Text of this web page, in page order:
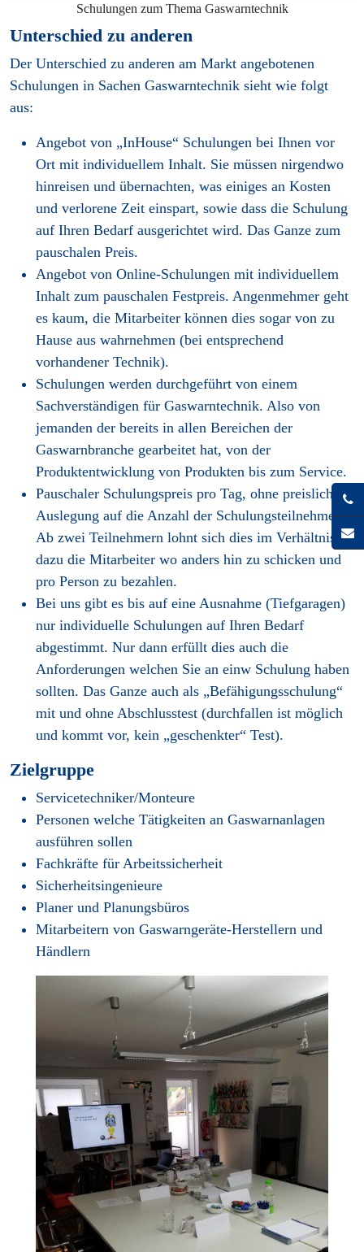
Schulungen zum Thema Gaswarntechnik
Unterschied zu anderen
Der Unterschied zu anderen am Markt angebotenen
Schulungen in Sachen Gaswarntechnik sieht wie folgt
aus:
Angebot von „InHouse“ Schulungen bei Ihnen vor
Ort mit individuellem Inhalt. Sie müssen nirgendwo
hinreisen und übernachten, was einiges an Kosten
und verlorene Zeit einspart, sowie dass die Schulung
auf Ihren Bedarf ausgerichtet wird. Das Ganze zum
pauschalen Preis.
Angebot von Online-Schulungen mit individuellem
Inhalt zum pauschalen Festpreis. Angenmehmer geht
es kaum, die Mitarbeiter können dies sogar von zu
Hause aus wahrnehmen (bei entsprechend
vorhandener Technik).
Schulungen werden durchgeführt von einem
Sachverständigen für Gaswarntechnik. Also von
jemanden der bereits in allen Bereichen der
Gaswarnbranche gearbeitet hat, von der
Produktentwicklung von Produkten bis zum Service.
Pauschaler Schulungspreis pro Tag, ohne preisliche
Auslegung auf die Anzahl der Schulungsteilnehmer.
Ab zwei Teilnehmern lohnt sich dies im Verhältnis
dazu die Mitarbeiter wo anders hin zu schicken und
pro Person zu bezahlen.
Bei uns gibt es bis auf eine Ausnahme (Tiefgaragen)
nur individuelle Schulungen auf Ihren Bedarf
abgestimmt. Nur dann erfüllt dies auch die
Anforderungen welchen Sie an einw Schulung haben
sollten. Das Ganze auch als „Befähigungsschulung“
mit und ohne Abschlusstest (durchfallen ist möglich
und kommt vor, kein „geschenkter“ Test).
Zielgruppe
Servicetechniker/Monteure
Personen welche Tätigkeiten an Gaswarnanlagen
ausführen sollen
Fachkräfte für Arbeitssicherheit
Sicherheitsingenieure
Planer und Planungsbüros
Mitarbeitern von Gaswarngeräte-Herstellern und
Händlern